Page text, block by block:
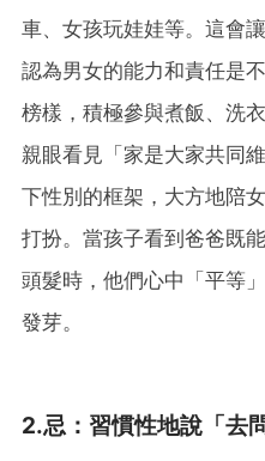
車、女孩玩娃娃等。這會
認為男女的能力和責任是
榜樣，積極參與煮飯、洗
親眼看見「家是大家共同
下性別的框架，大方地陪
打扮。當孩子看到爸爸既
頭髮時，他們心中「平等
發芽。
2.忌 ：習慣性地說「去